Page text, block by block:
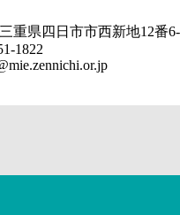
重県四日市市西新地12番
1822